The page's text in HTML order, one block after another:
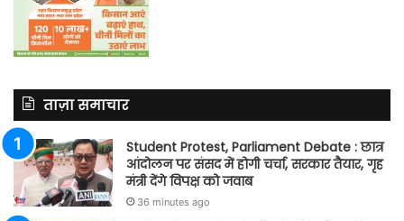
ताज़ा समाचार
Student Protest, Parliament Debate : छात्र
आंदोलन पर संसद में होगी चर्चा, सरकार तैयार, गृह
मंत्री देंगे विपक्ष को जवाब
36 minutes ago